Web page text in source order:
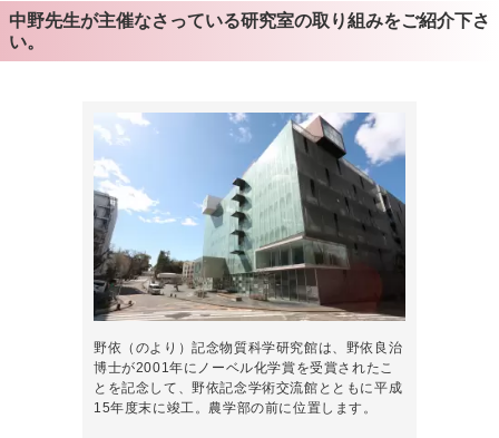
中野先生が主催なさっている研究室の取り組みをご紹介下さ
い。
野依（のより）記念物質科学研究館は、野依良治
博士が2001年にノーベル化学賞を受賞されたこ
とを記念して、野依記念学術交流館とともに平成
15年度末に竣工。農学部の前に位置します。